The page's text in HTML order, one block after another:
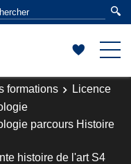
formations
Licence
parcours Histoire
histoire de l'art S4